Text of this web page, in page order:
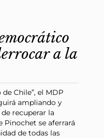
a la
Chile”, el MDP
ampliando y
recuperar la
Pinochet se aferrará
de todas las